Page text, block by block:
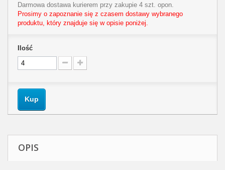
Darmowa dostawa kurierem przy zakupie 4 szt. opon.
Prosimy o zapoznanie się z czasem dostawy wybranego
produktu, który znajduje się w opisie poniżej.
Ilość
Kup
OPIS